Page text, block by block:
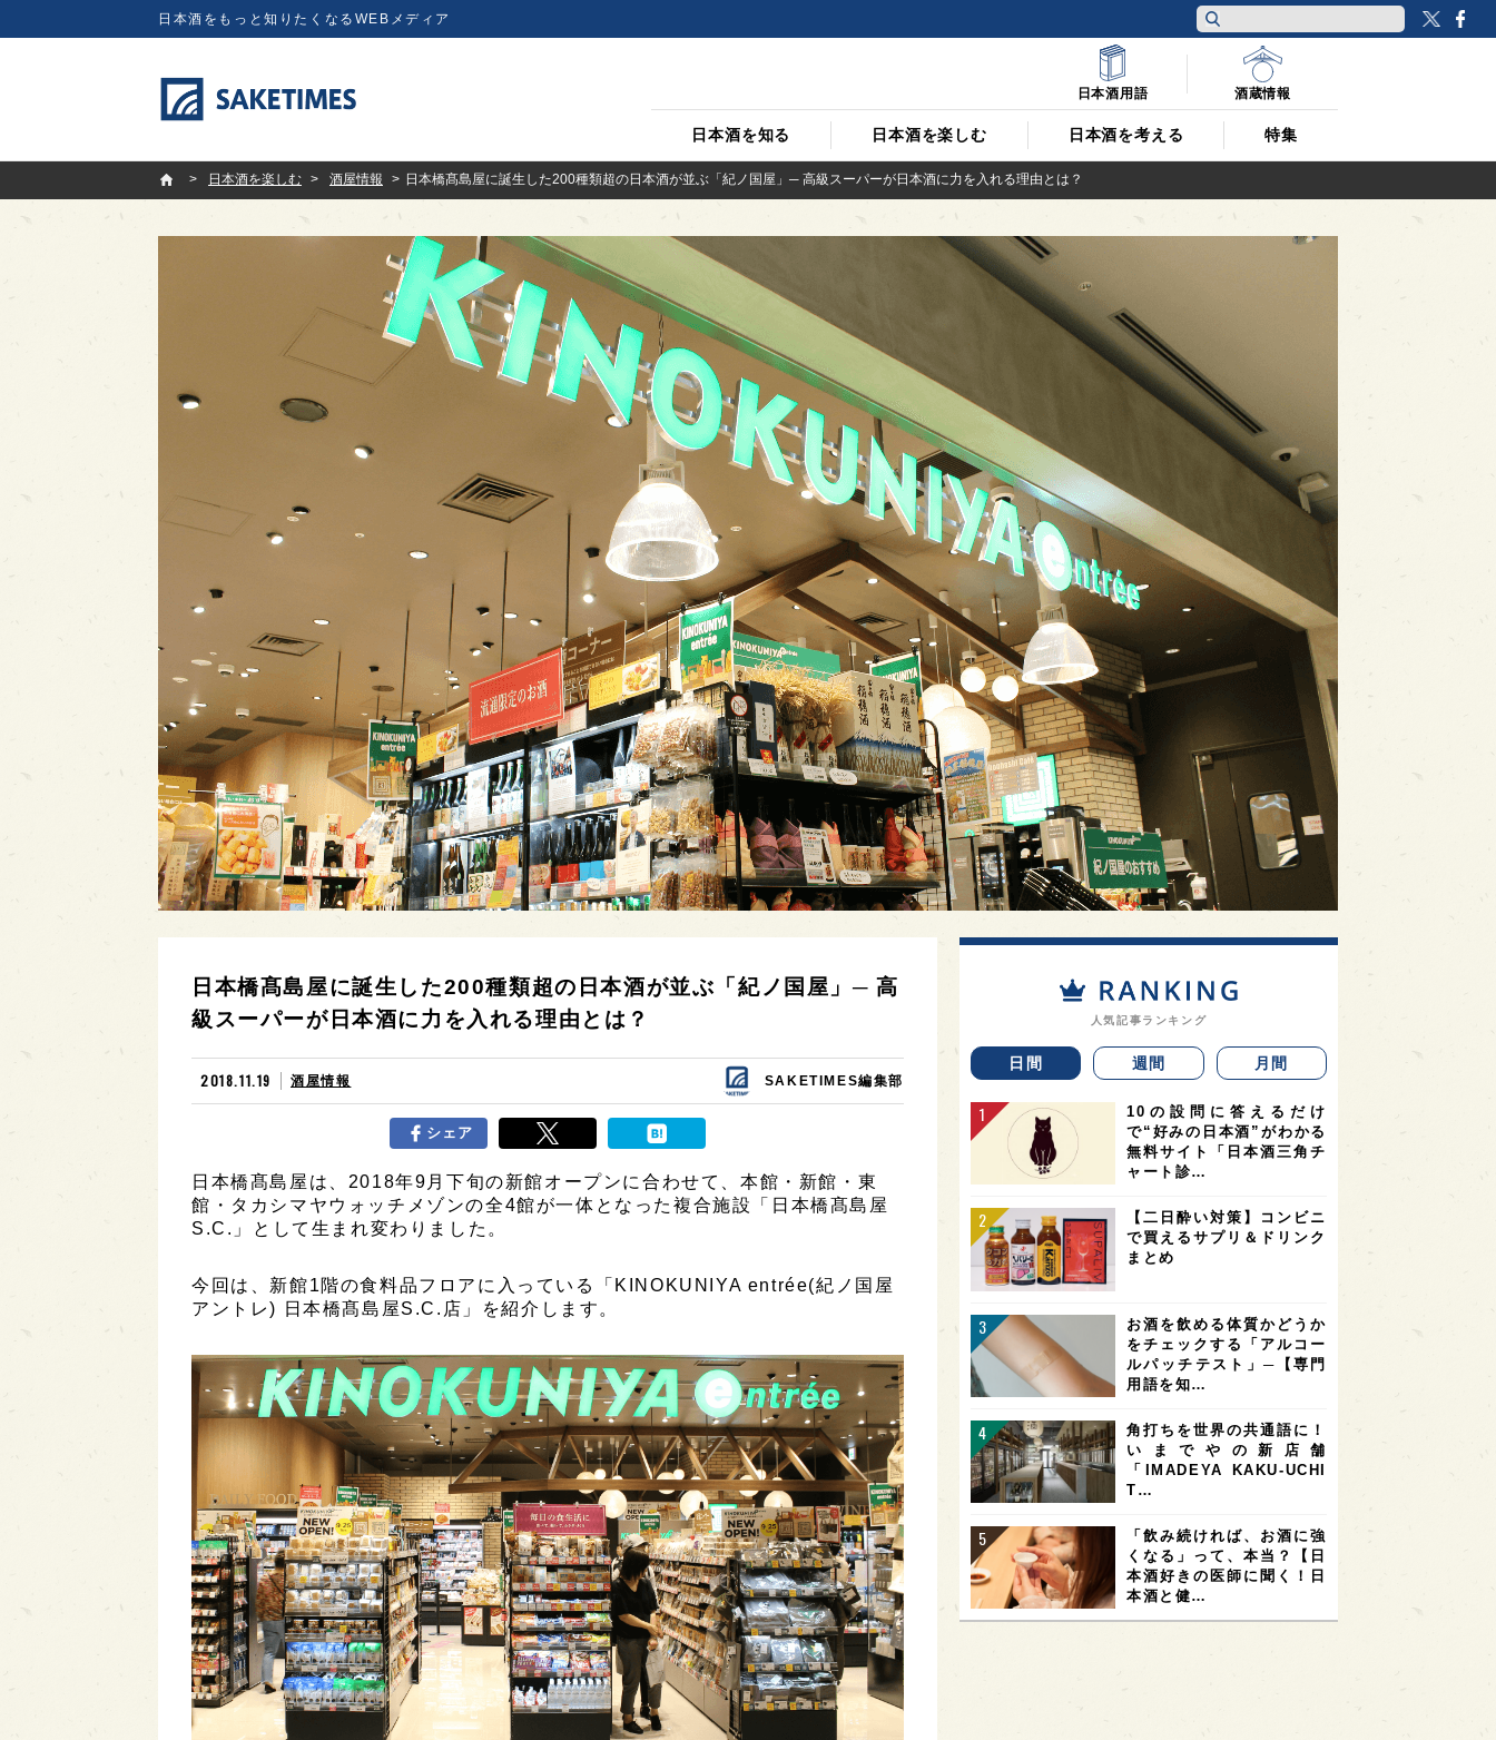
日本酒をもっと知りたくなるWEBメディア
日本酒を知る 日本酒を楽しむ 日本酒を考える 特集
日本酒用語 酒蔵情報
SAKETIMES
日本酒を楽しむ
酒屋情報 日本橋髙島屋に誕生した200種類超の日本酒が並ぶ「紀ノ国屋」─ 高級スーパーが日本酒に力を入れる理由とは？
日本橋髙島屋に誕生した200種類超の日本酒が並ぶ「紀ノ国屋」─ 高
級スーパーが日本酒に力を入れる理由とは？
2018.11.19 酒屋情報 SAKETIMES編集部
シェア
日本橋髙島屋は、2018年9月下旬の新館オープンに合わせて、本館・新館・東
館・タカシマヤウォッチメゾンの全4館が一体となった複合施設「日本橋髙島屋
S.C.」として生まれ変わりました。
今回は、新館1階の食料品フロアに入っている「KINOKUNIYA entrée(紀ノ国屋
アントレ) 日本橋髙島屋S.C.店」を紹介します。
人気記事ランキング
日間 週間 月間
10の設問に答えるだけ
で“好みの日本酒”がわかる
無料サイト「日本酒三角チ
ャート診…
【二日酔い対策】コンビニ
で買えるサプリ＆ドリンク
まとめ
お酒を飲める体質かどうか
をチェックする「アルコー
ルパッチテスト」─【専門
用語を知…
角打ちを世界の共通語に！
いまでやの新店舗
「IMADEYA KAKU-UCHI
T…
「飲み続ければ、お酒に強
くなる」って、本当？【日
本酒好きの医師に聞く！日
本酒と健…